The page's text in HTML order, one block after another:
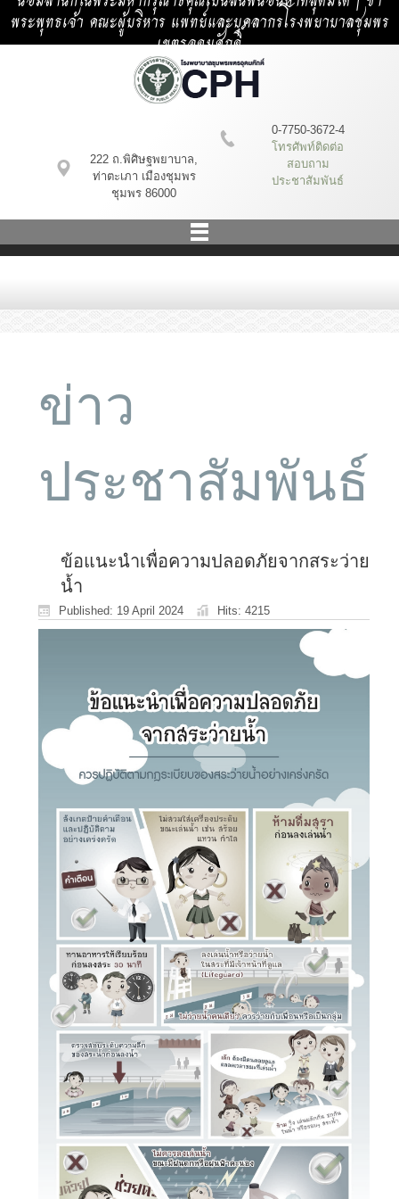
พระพุทธเจ้า คณะผู้บริหาร แพทย์และบุคลากรโรงพยาบาลชุมพร
เขตรอุดมศักดิ์
222 ถ.พิศิษฐพยาบาล,
ท่าตะเภา เมืองชุมพร
ชุมพร 86000
0-7750-3672-4
โทรศัพท์ติดต่อ
สอบถาม
ประชาสัมพันธ์
ข่าว
ประชาสัมพันธ์
ข้อแนะนำเพื่อความปลอดภัยจากสระว่าย
น้ำ
Published: 19 April 2024 Hits: 4215